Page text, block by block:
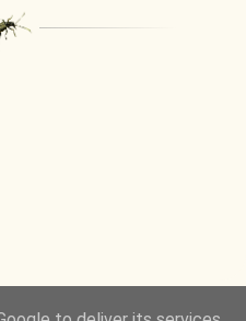
mais ce qui